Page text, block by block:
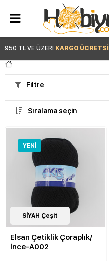
950 TL VE ÜZERİ KARGO
Filtre
Sıralama seçin
YENI
40Çeşit
SİYAH Çeşit
Elsan Çetiklik Çoraplık/
İnce-A002